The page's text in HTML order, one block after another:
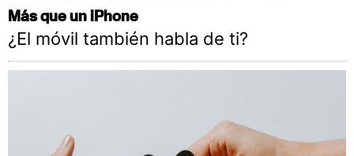
Más que un iPhone
¿El móvil también habla de ti?